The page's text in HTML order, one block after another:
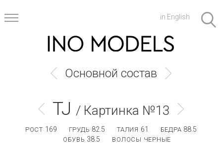
in English
Основной состав
TJ / Картинка №13
РОСТ 169 ГРУДЬ 82.5 ТАЛИЯ 61 БЕДРА 88.5
ОБУВЬ 38.5 ВОЛОСЫ ЧЕРНЫЕ